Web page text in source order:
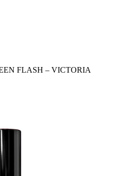
FLASH – VICTORIA